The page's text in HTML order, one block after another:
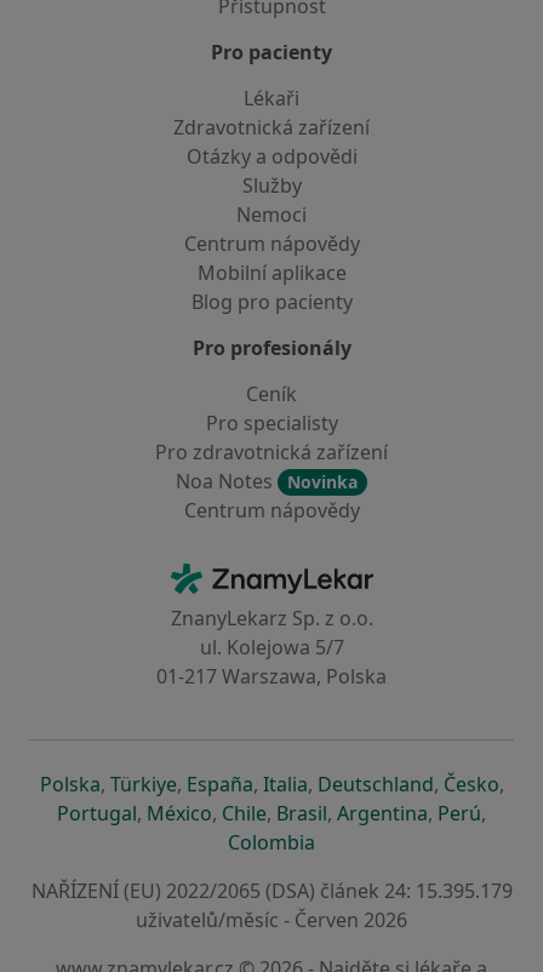
Přístupnost
Pro pacienty
Lékaři
Zdravotnická zařízení
Otázky a odpovědi
Služby
Nemoci
Centrum nápovědy
Mobilní aplikace
Blog pro pacienty
Pro profesionály
Ceník
Pro specialisty
Pro zdravotnická zařízení
Noa Notes
Novinka
Centrum nápovědy
ZnamyLekar - Hlavní stránka
ZnanyLekarz Sp. z o.o.
ul. Kolejowa 5/7
01-217 Warszawa, Polska
Polskase otevře v nové záložce
, Türkiyese otevře v nové záložce
, Españase otevře v nové záložce
, Italiase otevře v nové záložce
, Deutschlandse otevře v
, Českose
,
Portugalse otevře v nové záložce
, Méxicose otevře v nové záložce
, Chilese otevře v nové záložce
, Brasilse otevře v nové
, Argentinase otevře v
, Perúse
,
Colombia
NAŘÍZENÍ (EU) 2022/2065 (DSA) článek 24: 15.395.179
uživatelů/měsíc - Červen 2026